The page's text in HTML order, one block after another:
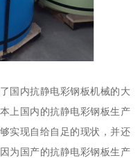
国内抗静电彩钢板机械的大
上国内的抗静电彩钢板生产
实现自给自足的现状，并还
为国产的抗静电彩钢板生产